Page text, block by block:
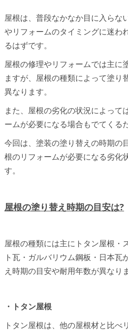
屋根は、普段なかなか目に入らな
やリフォームのタイミングに迷わ
るはずです。
屋根の修理やリフォームでは主に
ますが、屋根の種類によって塗り
異なります。
また、屋根の劣化の状況によって
ームが必要になる場合もでてくる
今回は、塗装の塗り替えの時期の
根のリフォームが必要になる劣化
す。
屋根の塗り替え時期の目安は?
屋根の種類には主にトタン屋根・
ト瓦・ガルバリウム鋼板・日本瓦
え時期の目安や耐用年数が異なりま
・トタン屋根
トタン屋根は、他の屋根材と比べ